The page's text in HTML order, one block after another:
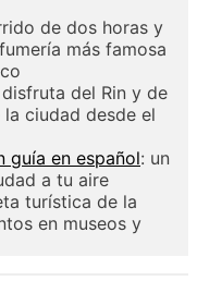
de dos horas y
más famosa
disfruta del Rin y de
ciudad desde el
guía en español: un
a tu aire
turística de la
en museos y